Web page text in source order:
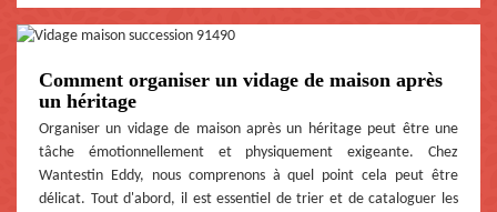
Comment organiser un vidage de maison après
un héritage
Organiser un vidage de maison après un héritage peut être une
tâche émotionnellement et physiquement exigeante. Chez
Wantestin Eddy, nous comprenons à quel point cela peut être
délicat. Tout d'abord, il est essentiel de trier et de cataloguer les